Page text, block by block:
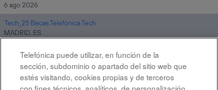
6 ago 2026
Tech_25 Becas Telefónica Tech
MADRID, ES
Resultados
Telefónica puede utilizar, en función de la
sección, subdominio o apartado del sitio web que
estés visitando, cookies propias y de terceros